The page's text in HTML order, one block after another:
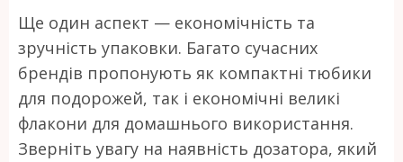
Ще один аспект — економічність та
зручність упаковки. Багато сучасних
брендів пропонують як компактні тюбики
для подорожей, так і економічні великі
флакони для домашнього використання.
Зверніть увагу на наявність дозатора, який